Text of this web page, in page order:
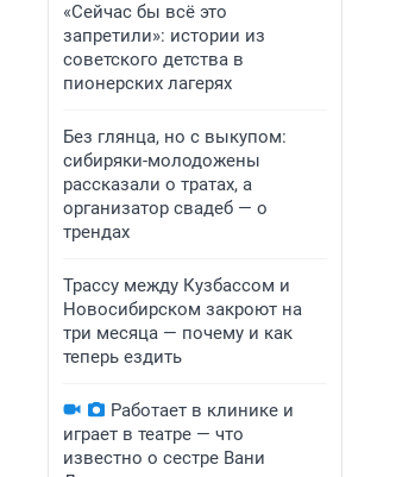
«Сейчас бы всё это
запретили»: истории из
советского детства в
пионерских лагерях
Без глянца, но с выкупом:
сибиряки-молодожены
рассказали о тратах, а
организатор свадеб — о
трендах
Трассу между Кузбассом и
Новосибирском закроют на
три месяца — почему и как
теперь ездить
Работает в клинике и
играет в театре — что
известно о сестре Вани